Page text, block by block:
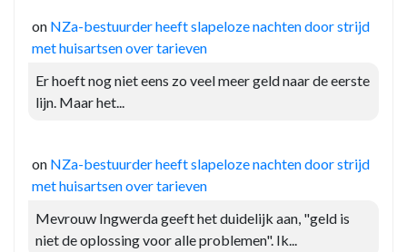
on NZa-bestuurder heeft slapeloze nachten door strijd
met huisartsen over tarieven
Er hoeft nog niet eens zo veel meer geld naar de eerste
lijn. Maar het...
on NZa-bestuurder heeft slapeloze nachten door strijd
met huisartsen over tarieven
Mevrouw Ingwerda geeft het duidelijk aan, "geld is
niet de oplossing voor alle problemen". Ik...